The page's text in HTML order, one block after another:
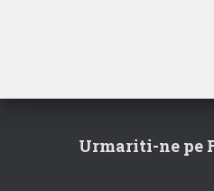
Urmariti-ne pe